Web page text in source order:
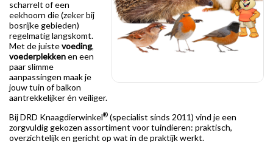
scharrelt of een
eekhoorn die (zeker bij
bosrijke gebieden)
regelmatig langskomt.
Met de juistevoeding,
voederplekkenen een
paar slimme
aanpassingen maak je
jouw tuin of balkon
aantrekkelijker én veiliger.
Bij DRD Knaagdierwinkel® (specialist sinds 2011) vind je een
zorgvuldig gekozen assortiment voor tuindieren: praktisch,
overzichtelijk en gericht op wat in de praktijk werkt.